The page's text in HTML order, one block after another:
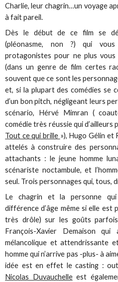
Charlie, leur chagrin…un voyage
à fait pareil.
Dès le début de ce film se
(pléonasme, non ?) qui
protagonistes pour ne plus
(dans un genre de film certes
souvent que ce sont les
et, si la plupart des comédies se
d’un bon pitch, négligeant leurs
scénario, Hérvé Mimran (
comédie très réussie qui
Tout ce qui brille »), Hugo Gélin et
attelés à construire des
attachants : le jeune homme
scénariste noctambule, et
seul. Trois personnages qui, tous,
Le chagrin et la personne
différence d’âge même si elle
très drôle) sur les goûts
François-Xavier Demaison
mélancolique et attendrissante
homme qui n’arrive pas -plus- à
idée est en effet le casting :
Nicolas Duvauchelleest